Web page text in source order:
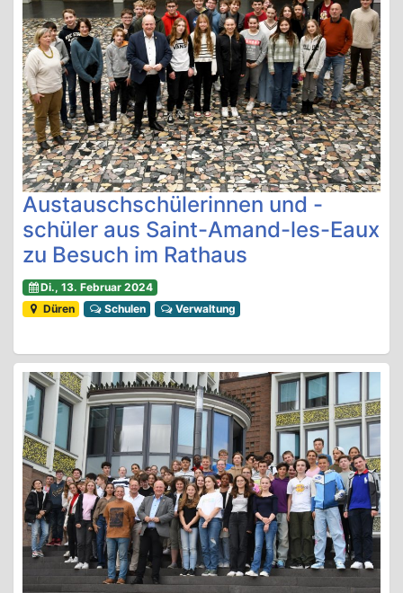
Austauschschülerinnen und -
schüler aus Saint-Amand-les-Eaux
zu Besuch im Rathaus
Di., 13. Februar 2024
Düren
Schulen Verwaltung